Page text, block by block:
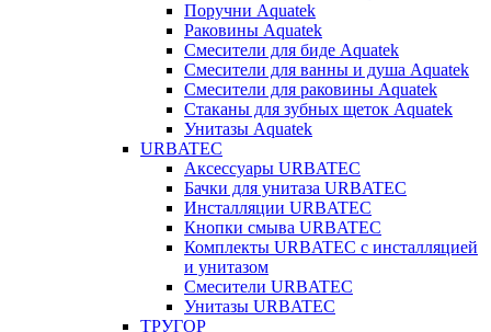
Поручни Aquatek
Раковины Aquatek
Смесители для биде Aquatek
Смесители для ванны и душа Aquatek
Смесители для раковины Aquatek
Стаканы для зубных щеток Aquatek
Унитазы Aquatek
URBATEC
Аксессуары URBATEC
Бачки для унитаза URBATEC
Инсталляции URBATEC
Кнопки смыва URBATEC
Комплекты URBATEC с инсталляцией
и унитазом
Смесители URBATEC
Унитазы URBATEC
ТРУГОР